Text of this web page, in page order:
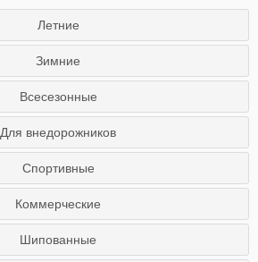
Летние
Зимние
Всесезонные
Для внедорожников
Спортивные
Коммерческие
Шипованные